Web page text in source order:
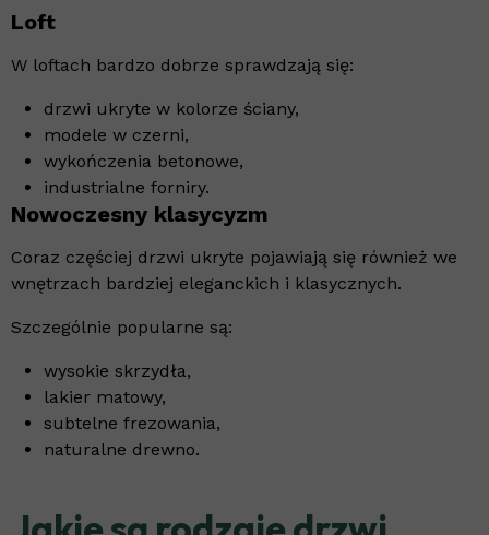
Loft
W loftach bardzo dobrze sprawdzają się:
drzwi ukryte w kolorze ściany,
modele w czerni,
wykończenia betonowe,
industrialne forniry.
Nowoczesny klasycyzm
Coraz częściej drzwi ukryte pojawiają się również we
wnętrzach bardziej eleganckich i klasycznych.
Szczególnie popularne są:
wysokie skrzydła,
lakier matowy,
subtelne frezowania,
naturalne drewno.